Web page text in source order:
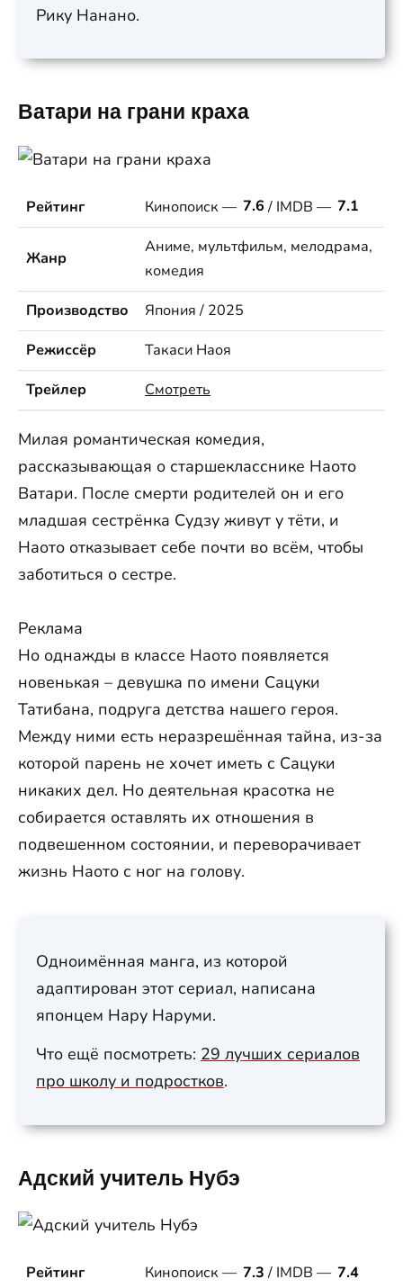
Рику Нанано.
Ватари на грани краха
Рейтинг Кинопоиск — 7.6 / IMDB — 7.1
Жанр
Аниме, мультфильм, мелодрама,
комедия
Производство
Япония / 2025
Режиссёр
Такаси Наоя
Трейлер
Смотреть
Милая романтическая комедия,
рассказывающая о старшекласснике Наото
Ватари. После смерти родителей он и его
младшая сестрёнка Судзу живут у тёти, и
Наото отказывает себе почти во всём, чтобы
заботиться о сестре.
Реклама
Но однажды в классе Наото появляется
новенькая – девушка по имени Сацуки
Татибана, подруга детства нашего героя.
Между ними есть неразрешённая тайна, из-за
которой парень не хочет иметь с Сацуки
никаких дел. Но деятельная красотка не
собирается оставлять их отношения в
подвешенном состоянии, и переворачивает
жизнь Наото с ног на голову.
Одноимённая манга, из которой
адаптирован этот сериал, написана
японцем Нару Наруми.
Что ещё посмотреть: 29 лучших сериалов
про школу и подростков.
Адский учитель Нубэ
Рейтинг Кинопоиск — 7.3 / IMDB — 7.4